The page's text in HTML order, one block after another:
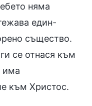
няма
един-
същество.
се отнася към
има
към Христос.